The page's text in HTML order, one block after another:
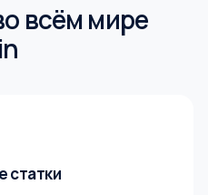
всём мире
статки